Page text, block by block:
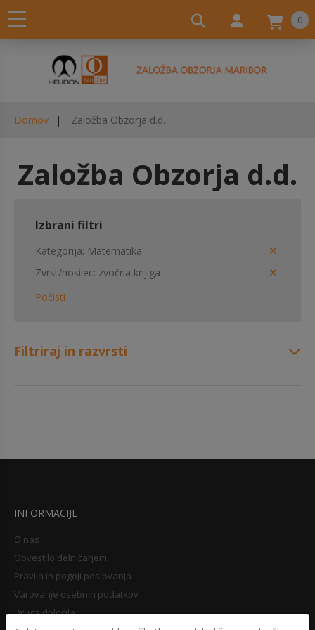
0
Domov Založba Obzorja d.d.
Založba Obzorja d.d.
Izbrani filtri
Kategorija Matematika
Zvrst/nosilec zvočna knjiga
Počisti
Filtriraj in razvrsti
INFORMACIJE
O nas
Obvestilo delničarjem
Pravila in pogoji poslovanja
Varovanje osebnih podatkov
Druga določila